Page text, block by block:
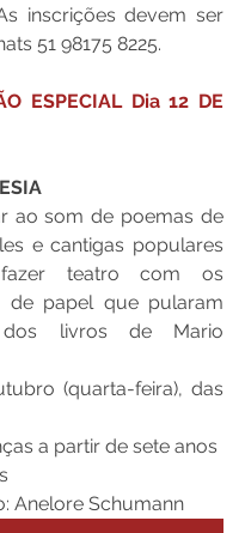
inscrições devem ser
51 98175 8225.
ESPECIAL Dia 12 DE
ao som de poemas de
e cantigas populares
teatro com os
de papel que pularam
livros de Mario
(quarta-feira), das
a partir de sete anos
Anelore Schumann